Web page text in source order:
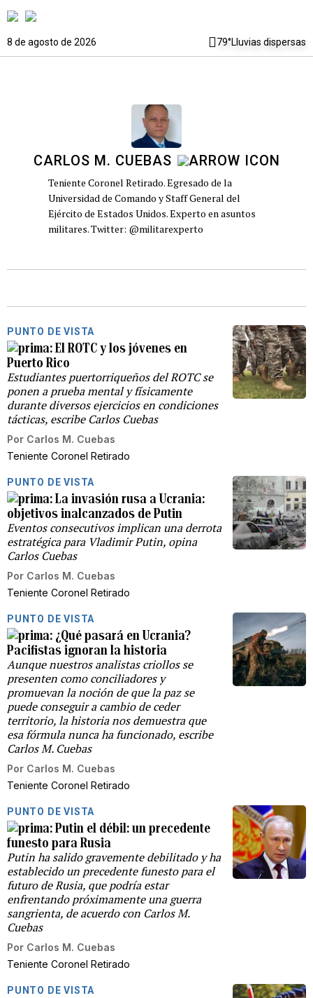
8 de agosto de 2026 79°Lluvias dispersas
CARLOS M. CUEBAS
Teniente Coronel Retirado. Egresado de la
Universidad de Comando y Staff General del
Ejército de Estados Unidos. Experto en asuntos
PUNTO DE VISTA
El ROTC y los jóvenes en
Puerto Rico
Estudiantes puertorriqueños del ROTC se
ponen a prueba mental y físicamente
durante diversos ejercicios en condiciones
tácticas, escribe Carlos Cuebas
Por Carlos M. Cuebas
Teniente Coronel Retirado
PUNTO DE VISTA
La invasión rusa a Ucrania:
objetivos inalcanzados de Putin
Eventos consecutivos implican una derrota
estratégica para Vladimir Putin, opina
Carlos Cuebas
Por Carlos M. Cuebas
Teniente Coronel Retirado
PUNTO DE VISTA
¿Qué pasará en Ucrania?
Pacifistas ignoran la historia
Aunque nuestros analistas criollos se
presenten como conciliadores y
promuevan la noción de que la paz se
puede conseguir a cambio de ceder
territorio, la historia nos demuestra que
esa fórmula nunca ha funcionado, escribe
Carlos M. Cuebas
Por Carlos M. Cuebas
Teniente Coronel Retirado
PUNTO DE VISTA
Putin el débil: un precedente
funesto para Rusia
Putin ha salido gravemente debilitado y ha
establecido un precedente funesto para el
futuro de Rusia, que podría estar
enfrentando próximamente una guerra
sangrienta, de acuerdo con Carlos M.
Cuebas
Por Carlos M. Cuebas
Teniente Coronel Retirado
PUNTO DE VISTA